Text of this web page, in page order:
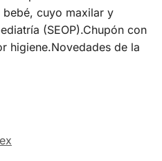
cuyo maxilar y
(SEOP).Chupón con
higiene.Novedades de la